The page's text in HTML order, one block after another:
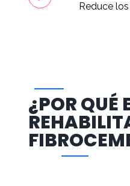
Reduce
¿POR QUÉ